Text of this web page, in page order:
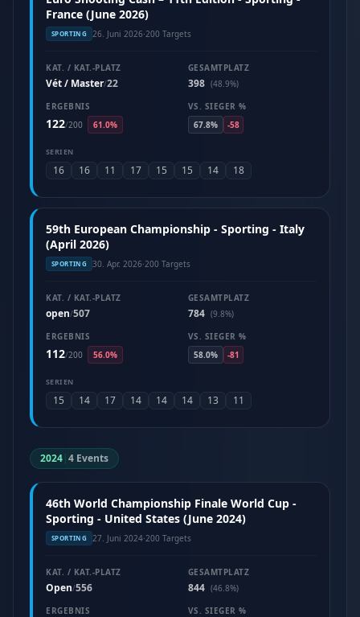
France (June 2026)
SPORTING 26. Juni 2026·200 Targets
KAT. / KAT.-PLATZ
Vét / Master/22
GESAMTPLATZ
398 (48.9%)
ERGEBNIS
122/200 61.0%
VS. SIEGER %
67.8%
-58
SERIEN
16 16 11 17 15 15 14 18
59th European Championship - Sporting - Italy
(April 2026)
SPORTING 30. Apr. 2026·200 Targets
KAT. / KAT.-PLATZ
open/507
GESAMTPLATZ
784 (9.8%)
ERGEBNIS
112/200 56.0%
VS. SIEGER %
58.0%
-81
SERIEN
15 14 17 14 14 14 13 11
2024|4 Events
46th World Championship Finale World Cup -
Sporting - United States (June 2024)
SPORTING 27. Juni 2024·200 Targets
KAT. / KAT.-PLATZ
Open/556
GESAMTPLATZ
844 (46.8%)
ERGEBNIS
VS. SIEGER %